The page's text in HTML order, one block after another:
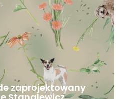
zaprojektowany